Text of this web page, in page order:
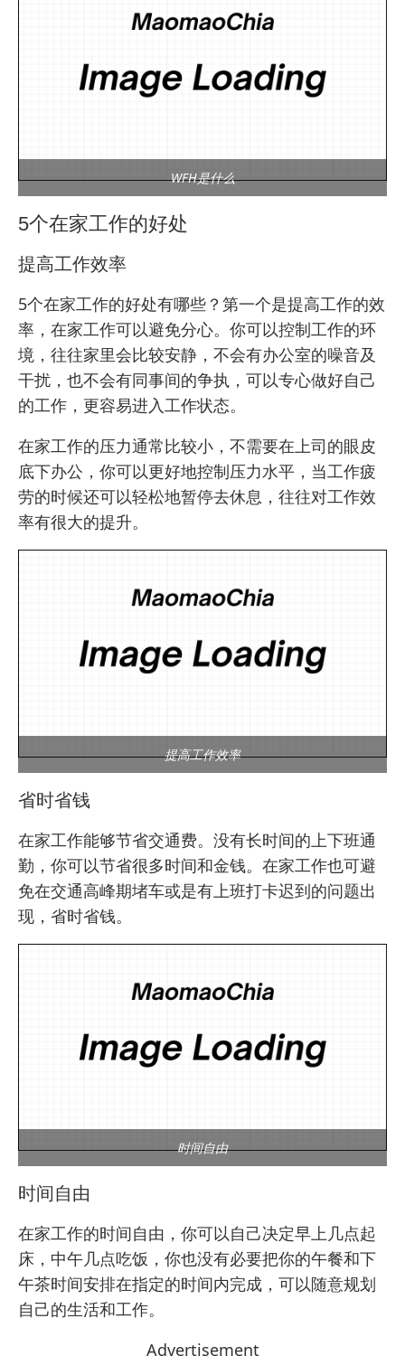
WFH是什么
5个在家工作的好处
提高工作效率
5个在家工作的好处有哪些？第一个是提高工作的效
率，在家工作可以避免分心。你可以控制工作的环
境，往往家里会比较安静，不会有办公室的噪音及
干扰，也不会有同事间的争执，可以专心做好自己
的工作，更容易进入工作状态。
在家工作的压力通常比较小，不需要在上司的眼皮
底下办公，你可以更好地控制压力水平，当工作疲
劳的时候还可以轻松地暂停去休息，往往对工作效
率有很大的提升。
提高工作效率
省时省钱
在家工作能够节省交通费。没有长时间的上下班通
勤，你可以节省很多时间和金钱。在家工作也可避
免在交通高峰期堵车或是有上班打卡迟到的问题出
现，省时省钱。
时间自由
时间自由
在家工作的时间自由，你可以自己决定早上几点起
床，中午几点吃饭，你也没有必要把你的午餐和下
午茶时间安排在指定的时间内完成，可以随意规划
自己的生活和工作。
Advertisement